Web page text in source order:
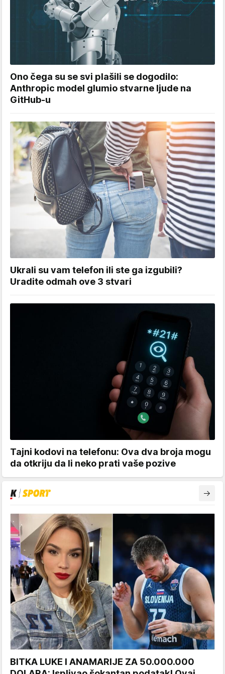
Ono čega su se svi plašili se dogodilo:
Anthropic model glumio stvarne ljude na
GitHub-u
Ukrali su vam telefon ili ste ga izgubili?
Uradite odmah ove 3 stvari
Tajni kodovi na telefonu: Ova dva broja mogu
da otkriju da li neko prati vaše pozive
BITKA LUKE I ANAMARIJE ZA 50.000.000